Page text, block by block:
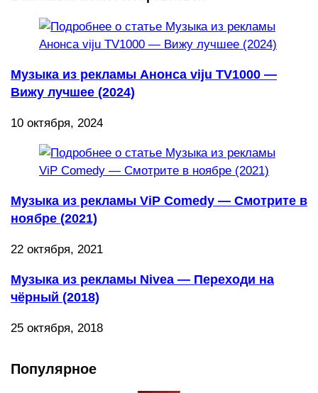
Музыка из рекламы Анонса viju TV1000 —
Вижу лучшее (2024)
10 октября, 2024
Музыка из рекламы ViP Comedy — Смотрите в
ноябре (2021)
22 октября, 2021
Музыка из рекламы Nivea — Переходи на
чёрный (2018)
25 октября, 2018
Популярное